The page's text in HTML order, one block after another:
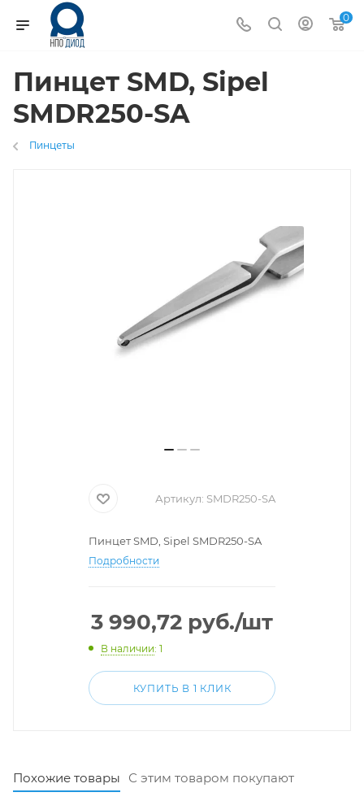
0
Пинцет SMD, Sipel
SMDR250-SA
Пинцеты
Артикул: SMDR250-SA
Пинцет SMD, Sipel SMDR250-SA
Подробности
3 990,72 руб./шт
В наличии: 1
КУПИТЬ В 1 КЛИК
Похожие товары С этим товаром покупают